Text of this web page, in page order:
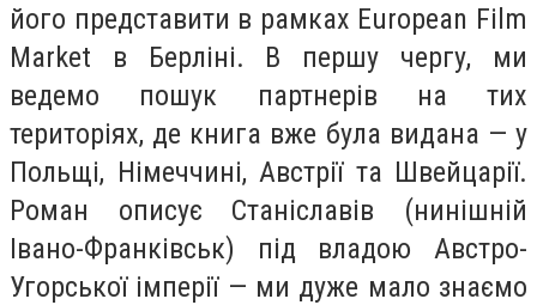
його представити в рамках European Film
Market в Берліні. В першу чергу, ми
ведемо пошук партнерів на тих
територіях, де книга вже була видана — у
Польщі, Німеччині, Австрії та Швейцарії.
Роман описує Станіславів (нинішній
Івано-Франківськ) під владою Австро-
Угорської імперії — ми дуже мало знаємо